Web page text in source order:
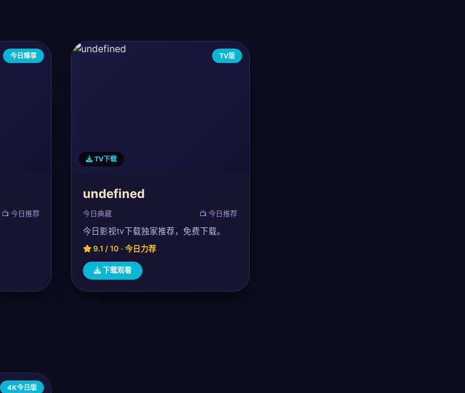
今日臻享
📺 今日推荐
TV版
TV下载
undefined
今日典藏 📺 今日推荐
今日影视tv下载独家推荐，免费下载。
9.1 / 10 · 今日力荐
下载观看
4K今日版